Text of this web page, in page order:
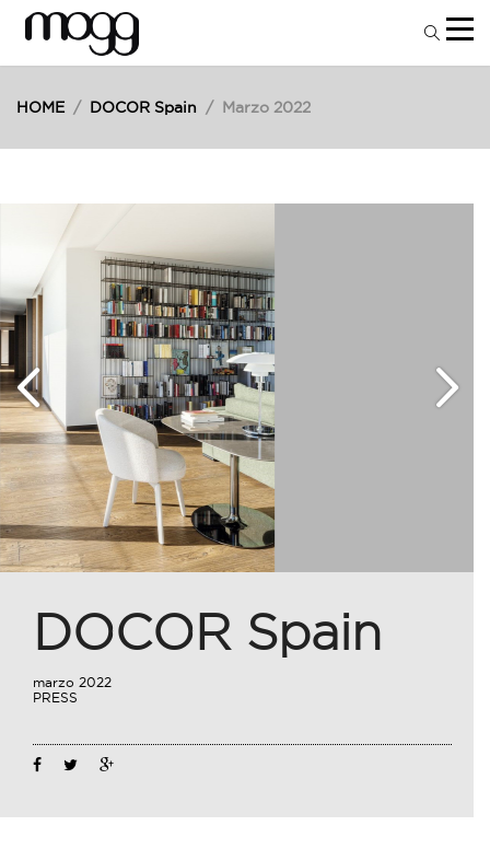
HOME / DOCOR Spain / Marzo 2022
DOCOR Spain
marzo 2022
PRESS